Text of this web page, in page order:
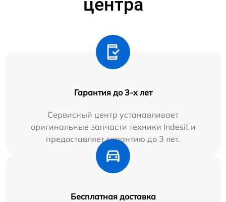
центра
Гарантия до 3-х лет
Сервисный центр устанавливает
оригинальные запчасти техники Indesit и
предоставляет гарантию до 3 лет.
Бесплатная доставка